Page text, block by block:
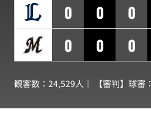
0 0 0
0
0 0
観客数：24,529人｜ 【審判】球審：